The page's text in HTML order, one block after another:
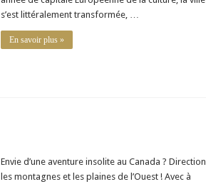
s’est littéralement transformée, …
En savoir plus »
Envie d’une aventure insolite au Canada ? Direction
les montagnes et les plaines de l’Ouest ! Avec à